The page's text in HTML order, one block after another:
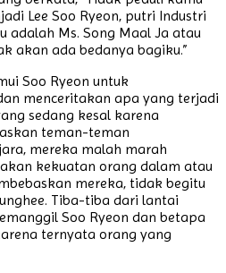
Lee Soo Ryeon, putri Industri
adalah Ms. Song Maal Ja atau
akan ada bedanya bagiku.”
Soo Ryeon untuk
menceritakan apa yang terjadi
sedang kesal karena
teman-teman
mereka malah marah
kekuatan orang dalam atau
mereka, tidak begitu
Tiba-tiba dari lantai
Soo Ryeon dan betapa
ternyata orang yang